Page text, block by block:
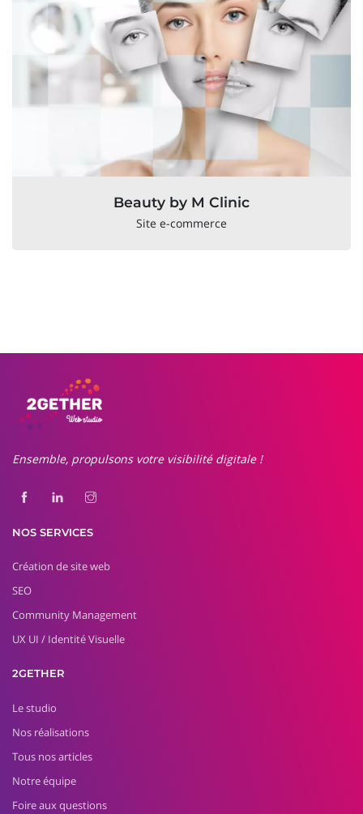
Beauty by M Clinic
Site e-commerce
Ensemble, propulsons votre visibilité digitale !
NOS SERVICES
Création de site web
SEO
Community Management
UX UI / Identité Visuelle
2GETHER
Le studio
Nos réalisations
Tous nos articles
Notre équipe
Foire aux questions